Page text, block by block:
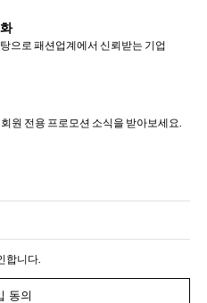
으로 패션업계에서 신뢰받는 기업
원 전용 프로모션 소식을 받아보세요.
합니다.
동의